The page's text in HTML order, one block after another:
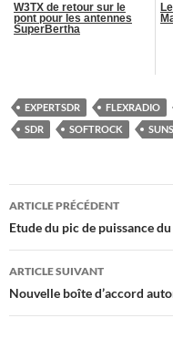
W3TX de retour sur le
pont pour les antennes
SuperBertha
EXPERTSDR FLEXRADIO
SDR
SOFTROCK
Navigation
des
articles
ARTICLE PRÉCÉDENT
Etude du pic de puissance
ARTICLE SUIVANT
Nouvelle boîte d’accord